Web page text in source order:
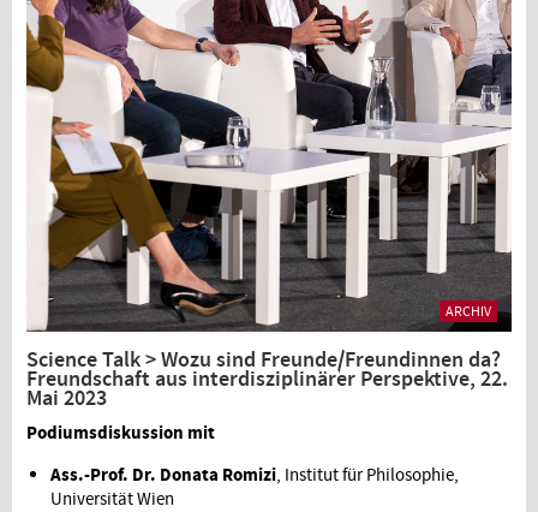
ARCHIV
Science Talk > Wozu sind Freunde/Freundinnen da?
Freundschaft aus interdisziplinärer Perspektive, 22.
Mai 2023
Podiumsdiskussion mit
Ass.-Prof. Dr. Donata Romizi, Institut für Philosophie,
Universität Wien